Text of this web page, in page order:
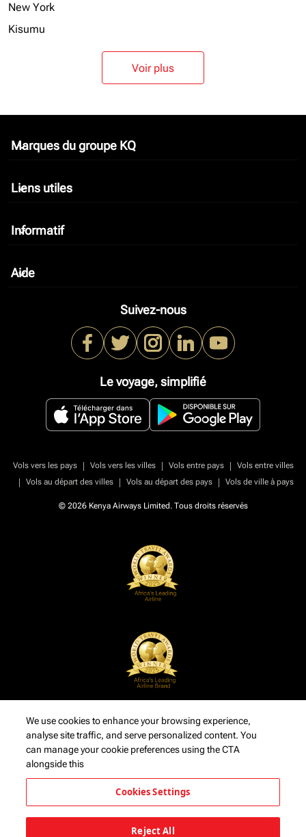
New York
Kisumu
Voir plus
Marques du groupe KQ
keyboard_arrow_down
Liens utiles
keyboard_arrow_down
Informatif
keyboard_arrow_down
Aide
keyboard_arrow_down
Suivez-nous
Le voyage, simplifié
Vols vers les pays | Vols vers les villes | Vols entre pays |
Vols entre villes
|
Vols au départ des villes | Vols au départ des pays | Vols de ville à pays
© 2026 Kenya Airways Limited. Tous droits réservés
We use cookies to enhance your browsing experience,
analyse site traffic, and serve personalized content. You
can manage your cookie preferences using the CTA
alongside this
Cookies Settings
Reject All